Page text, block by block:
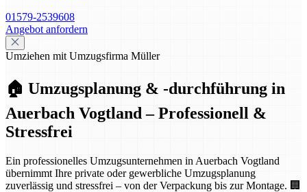
01579-2539608
Angebot anfordern
Umziehen mit Umzugsfirma Müller
🏠 Umzugsplanung & -durchführung in
Auerbach Vogtland – Professionell &
Stressfrei
Ein professionelles Umzugsunternehmen in Auerbach Vogtland
übernimmt Ihre private oder gewerbliche Umzugsplanung
zuverlässig und stressfrei – von der Verpackung bis zur Montage. 🏢